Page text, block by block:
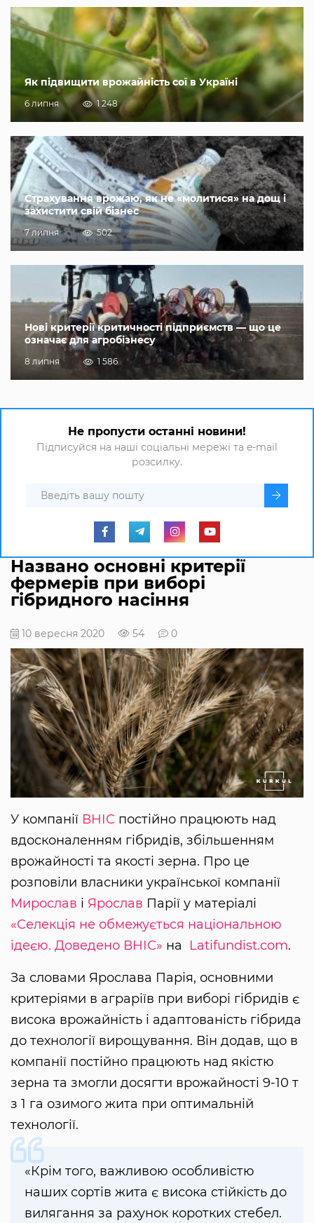
Як підвищити врожайність сої в Україні
6 липня 1 248
Страхування врожаю, як не «молитися» на дощ і
захистити свій бізнес
7 липня 502
Нові критерії критичності підприємств — що це
означає для агробізнесу
8 липня 1 586
Не пропусти останні новини!
Підписуйся на наші соціальні мережі та e-mail
розсилку.
Названо основні критерії
фермерів при виборі
гібридного насіння
10 вересня 2020 54 0
У компанії ВНІС постійно працюють над
вдосконаленням гібридів, збільшенням
врожайності та якості зерна. Про це
розповіли власники української компанії
Мирослав і Ярослав Парії у матеріалі
«Селекція не обмежується національною
ідеєю. Доведено ВНІС» на Latifundist.com.
За словами Ярослава Парія, основними
критеріями в аграріїв при виборі гібридів є
висока врожайність і адаптованість гібрида
до технології вирощування. Він додав, що в
компанії постійно працюють над якістю
зерна та змогли досягти врожайності 9-10 т
з 1 га озимого жита при оптимальній
технології.
«Крім того, важливою особливістю
наших сортів жита є висока стійкість до
вилягання за рахунок коротких стебел.